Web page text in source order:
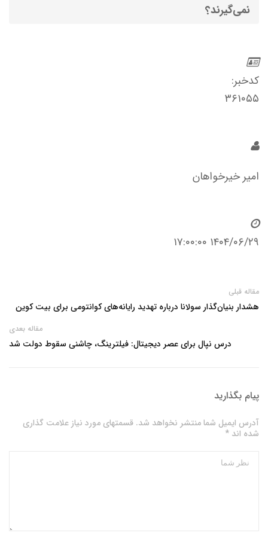
نمی‌گیرند؟
کدخبر:
۳۶۱۰۵۵
امیر خیرخواهان
۱۴۰۴/۰۶/۲۹ ۱۷:۰۰:۰۰
مقاله قبلی
هشدار بنیان‌گذار سولانا درباره تهدید رایانه‌های کوانتومی برای بیت کوین
مقاله بعدی
درس نپال برای عصر دیجیتال: فیلترینگ، چاشنی سقوط دولت شد
پیام بگذارید
آدرس ایمیل شما منتشر نخواهد شد. قسمتهای مورد نیاز علامت گذاری
شده اند *